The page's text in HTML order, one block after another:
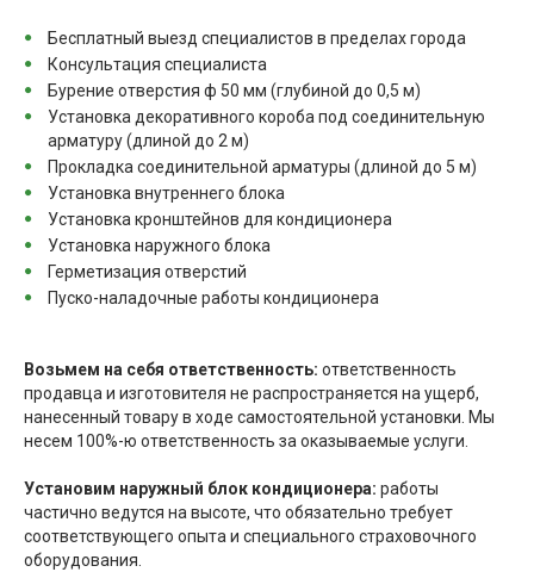
Бесплатный выезд специалистов в пределах города
Консультация специалиста
Бурение отверстия ф 50 мм (глубиной до 0,5 м)
Установка декоративного короба под соединительную
арматуру (длиной до 2 м)
Прокладка соединительной арматуры (длиной до 5 м)
Установка внутреннего блока
Установка кронштейнов для кондиционера
Установка наружного блока
Герметизация отверстий
Пуско-наладочные работы кондиционера
Возьмем на себя ответственность: ответственность
продавца и изготовителя не распространяется на ущерб,
нанесенный товару в ходе самостоятельной установки. Мы
несем 100%-ю ответственность за оказываемые услуги.
Установим наружный блок кондиционера: работы
частично ведутся на высоте, что обязательно требует
соответствующего опыта и специального страховочного
оборудования.